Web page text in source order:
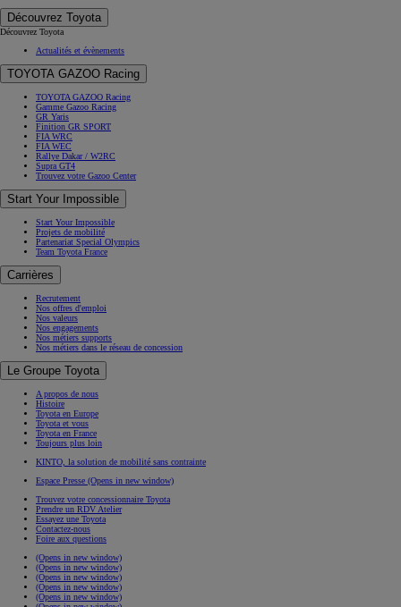
Découvrez Toyota
Découvrez Toyota
Actualités et évènements
TOYOTA GAZOO Racing
TOYOTA GAZOO Racing
Gamme Gazoo Racing
GR Yaris
Finition GR SPORT
FIA WRC
FIA WEC
Rallye Dakar / W2RC
Supra GT4
Trouvez votre Gazoo Center
Start Your Impossible
Start Your Impossible
Projets de mobilité
Partenariat Special Olympics
Team Toyota France
Carrières
Recrutement
Nos offres d'emploi
Nos valeurs
Nos engagements
Nos métiers supports
Nos métiers dans le réseau de concession
Le Groupe Toyota
A propos de nous
Histoire
Toyota en Europe
Toyota et vous
Toyota en France
Toujours plus loin
KINTO, la solution de mobilité sans contrainte
Espace Presse (Opens in new window)
Trouvez votre concessionnaire Toyota
Prendre un RDV Atelier
Essayez une Toyota
Contactez-nous
Foire aux questions
(Opens in new window)
(Opens in new window)
(Opens in new window)
(Opens in new window)
(Opens in new window)